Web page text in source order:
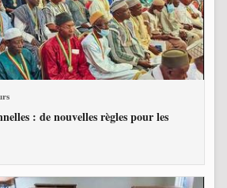
: de nouvelles règles pour les